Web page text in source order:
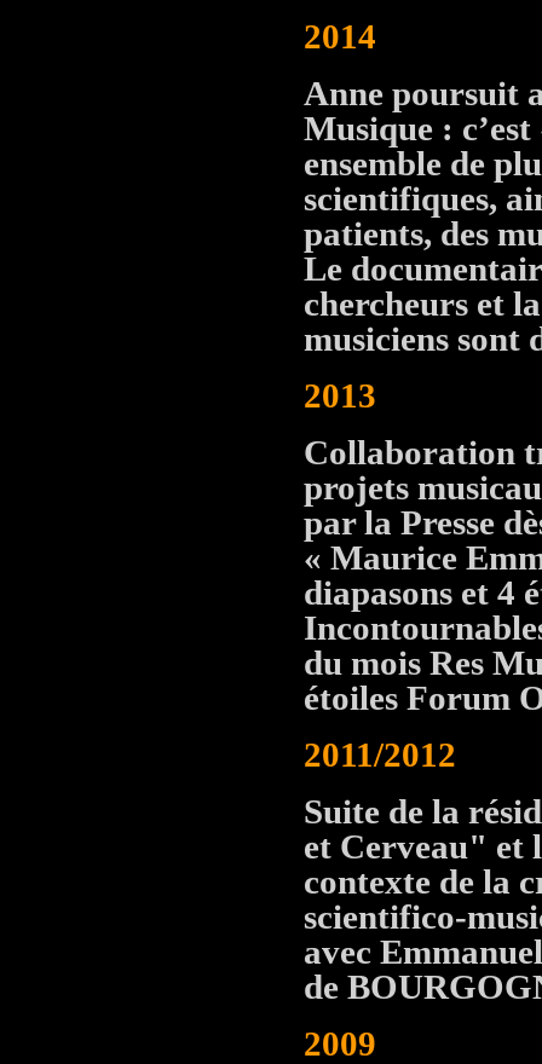
2014
Anne poursuit
Musique :
ensemble de
scientifiques,
patients, des
Le
chercheurs et
musiciens sont
2013
Collaboration
projets
par la Presse
« Maurice
diapasons et 4
du mois Res
étoiles Forum
2011/2012
Suite de la
et Cerveau" et
contexte de la
scientifico-
avec
de
2009